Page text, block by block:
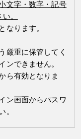
文字・数字・記号
。
なります。
厳重に保管してく
ンできません。
ら有効となりま
ン画面からパスワ
。